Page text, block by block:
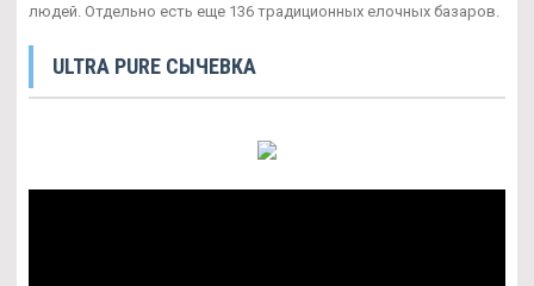
людей. Отдельно есть еще 136 традиционных елочных базаров.
ULTRA PURE СЫЧЕВКА